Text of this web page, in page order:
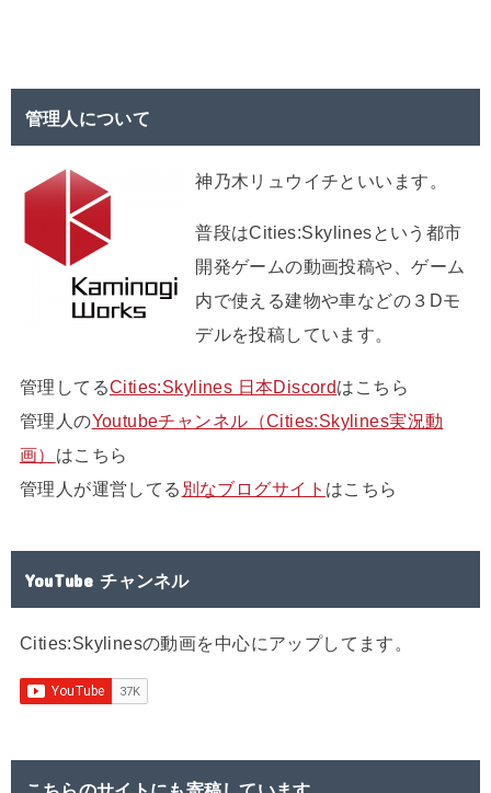
管理人について
神乃木リュウイチといいます。
普段はCities:Skylinesという都市
開発ゲームの動画投稿や、ゲーム
内で使える建物や車などの３Dモ
デルを投稿しています。
管理してるCities:Skylines 日本Discordはこちら
管理人のYoutubeチャンネル（Cities:Skylines実況動
画） はこちら
管理人が運営してる 別なブログサイト はこちら
YouTube チャンネル
Cities:Skylinesの動画を中心にアップしてます。